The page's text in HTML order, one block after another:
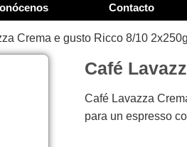
Contacto
Crema e gusto Ricco 8/10 2x250g
Café
Café Lavazza
para un espresso